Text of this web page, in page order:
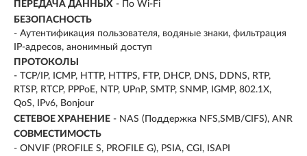
ПЕРЕДАЧА ДАННЫХ - По Wi-Fi
БЕЗОПАСНОСТЬ
- Аутентификация пользователя, водяные знаки, фильтрация
IP-адресов, анонимный доступ
ПРОТОКОЛЫ
- TCP/IP, ICMP, HTTP, HTTPS, FTP, DHCP, DNS, DDNS, RTP,
RTSP, RTCP, PPPoE, NTP, UPnP, SMTP, SNMP, IGMP, 802.1X,
QoS, IPv6, Bonjour
СЕТЕВОЕ ХРАНЕНИЕ - NAS (Поддержка NFS,SMB/CIFS), ANR
СОВМЕСТИМОСТЬ
- ONVIF (PROFILE S, PROFILE G), PSIA, CGI, ISAPI